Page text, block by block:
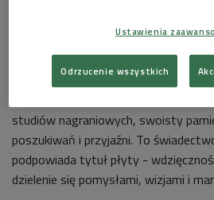
olśniewa skalą wokalnego
wszechstronnością muzycznych
artystycznych wyborów. Jej czwarty,
studiów nagraniowych, swoisty
poszukiwań i przyjaźni. To
podpowiada tytuł płyty -
dzielenie się pomysłami, wizjami i
Ustawienia
Odrzucenie wszystkich